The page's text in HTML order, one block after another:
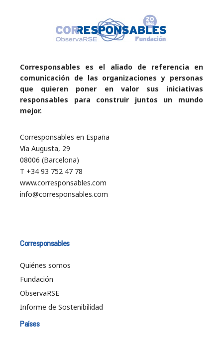
Corresponsables es el aliado de referencia en
comunicación de las organizaciones y personas
que quieren poner en valor sus iniciativas
responsables para construir juntos un mundo
mejor.
Corresponsables en España
Vía Augusta, 29
08006 (Barcelona)
T +34 93 752 47 78
www.corresponsables.com
info@corresponsables.com
Corresponsables
Quiénes somos
Fundación
ObservaRSE
Informe de Sostenibilidad
Países